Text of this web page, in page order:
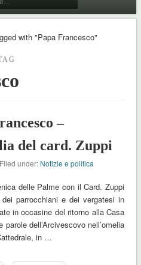
with "Papa Francesco"
–
del card. Zuppi
under: Notizie e politica
delle Palme con il Card. Zuppi
parrocchiani e dei vergatesi in
in occasine del ritorno alla Casa
dell’Arcivescovo nell’omelia
in …